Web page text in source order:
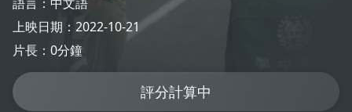
上映日期：2022-10-21
片長：0分鐘
評分計算中